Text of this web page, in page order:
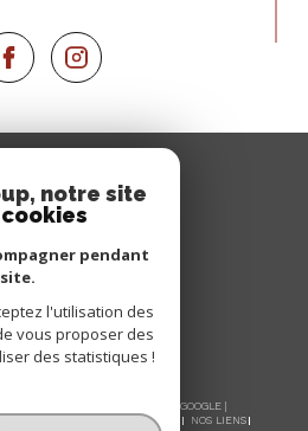
connecter
| TRADUCTION POWERED BY GOOGLE |
ADMIN
NOS LIENS
notre site
pendant
l'utilisation des
vous proposer des
des statistiques !